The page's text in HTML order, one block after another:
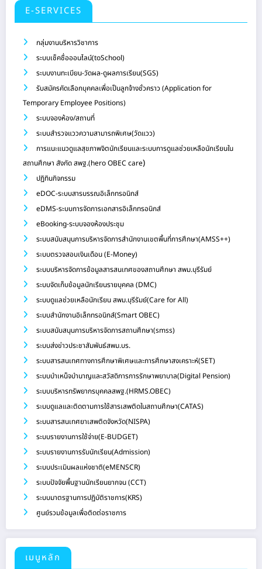
E-SERVICES
กลุ่มงานบริหารวิชาการ
ระบบเช็คชื่อออนไลน์(toSchool)
ระบบงานทะเบียน-วัดผล-ดูผลการเรียน(SGS)
รับสมัครคัดเลือกบุคคลเพื่อเป็นลูกจ้างชั่วคราว (Application for
Temporary Employee Positions)
ระบบจองห้อง/สถานที่
ระบบสำรวจแววความสามารถพิเศษ(วัดแวว)
การแนะแนวดูแลสุขภาพจิตนักเรียนและระบบการดูแลช่วยเหลือนักเรียนใน
สถานศึกษา สังกัด สพฐ.(hero OBEC care)
ปฏิทินกิจกรรม
eDOC-ระบบสารบรรณอิเล็กทรอนิกส์
eDMS-ระบบการจัดการเอกสารอิเล็กทรอนิกส์
eBooking-ระบบจองห้องประชุม
ระบบสนับสนุนการบริหารจัดการสำนักงานเขตพื้นที่การศึกษา(AMSS++)
ระบบตรวจสอบเงินเดือน (E-Money)
ระบบบริหารจัดการข้อมูลสารสนเทศของสถานศึกษา สพม.บุรีรัมย์
ระบบจัดเก็บข้อมูลนักเรียนรายบุคคล (DMC)
ระบบดูแลช่วยเหลือนักเรียน สพม.บุรีรัมย์(Care for All)
ระบบสำนักงานอิเล็กทรอนิกส์(Smart OBEC)
ระบบสนับสนุนการบริหารจัดการสถานศึกษา(smss)
ระบบส่งข่าวประชาสัมพันธ์สพม.บร.
ระบบสารสนเทศทางการศึกษาพิเศษและการศึกษาสงเคราะห์(SET)
ระบบบำเหน็จบำนาญและสวัสดิการการรักษาพยาบาล(Digital Pension)
ระบบบริหารทรัพยากรบุคคลสพฐ.(HRMS.OBEC)
ระบบดูแลและติดตามการใช้สารเสพติดในสถานศึกษา(CATAS)
ระบบสารสนเทศยาเสพติดจังหวัด(NISPA)
ระบบรายงานการใช้จ่าย(E-BUDGET)
ระบบรายงานการรับนักเรียน(Admission)
ระบบประเมินผลแห่งชาติ(eMENSCR)
ระบบปัจจัยพื้นฐานนักเรียนยากจน (CCT)
ระบบมาตรฐานการปฏิบัติราชการ(KRS)
ศูนย์รวมข้อมูลเพื่อติดต่อราชการ
เมนูหลัก